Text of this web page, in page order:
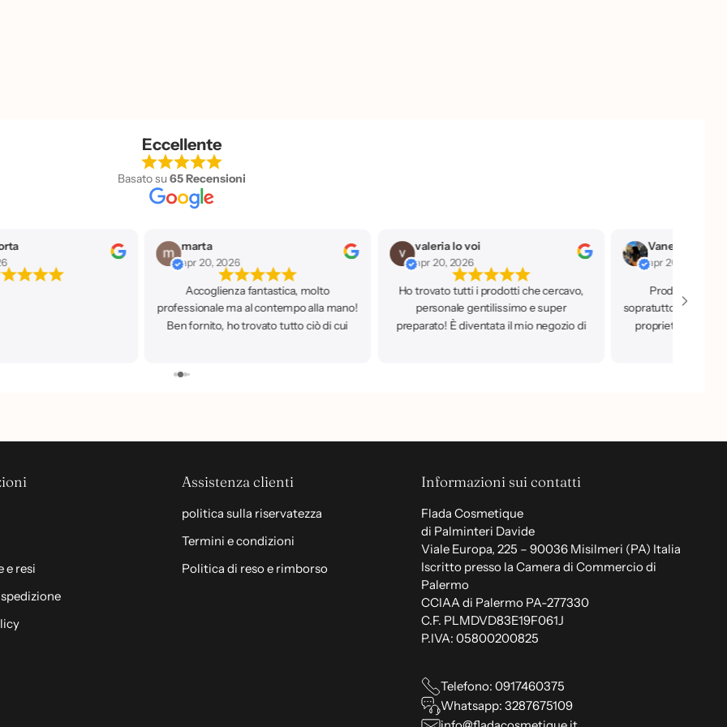
Eccellente
Basato su 65 Recensioni
marta
apr 20, 2026
Accoglienza fantastica, molto
professionale ma al contempo alla mano!
Ben fornito, ho trovato tutto ciò di cui
valeria lo voi
apr 20, 2026
Ho trovato tutti i prodotti che cercavo,
personale gentilissimo e super
preparato! È diventata il mio negozio di
apr 20, 2026
Prodotti a
sopratutto di qualità,
proprietaria che è
e resi
Assistenza clienti
politica sulla riservatezza
Termini e condizioni
Politica di reso e rimborso
Informazioni sui contatti
Flada Cosmetique
di Palminteri Davide
Viale Europa, 225 – 90036 Misilmeri (PA) Italia
Iscritto presso la Camera di Commercio di
Palermo
CCIAA di Palermo PA-277330
C.F. PLMDVD83E19F061J
P.IVA: 05800200825
Telefono: 0917460375
Whatsapp: 3287675109